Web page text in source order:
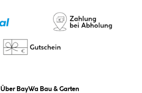
Über BayWa Bau & Garten